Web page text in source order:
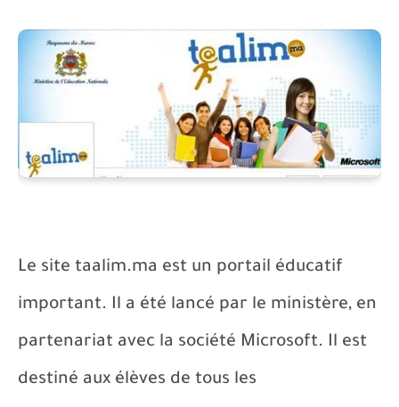
Le site taalim.ma est un portail éducatif
important. Il a été lancé par le ministère, en
partenariat avec la société Microsoft. Il est
destiné aux élèves de tous les